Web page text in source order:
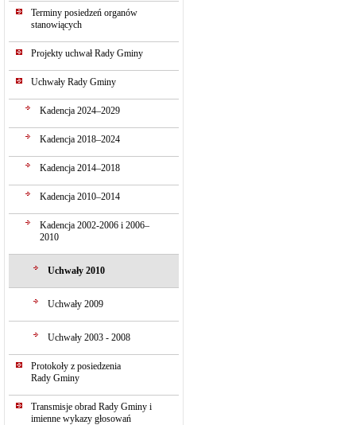
Terminy posiedzeń organów
stanowiących
Projekty uchwał Rady Gminy
Uchwały Rady Gminy
Kadencja 2024–2029
Kadencja 2018–2024
Kadencja 2014–2018
Kadencja 2010–2014
Kadencja 2002-2006 i 2006–
2010
Uchwały 2010
Uchwały 2009
Uchwały 2003 - 2008
Protokoły z posiedzenia
Rady Gminy
Transmisje obrad Rady Gminy i
imienne wykazy głosowań